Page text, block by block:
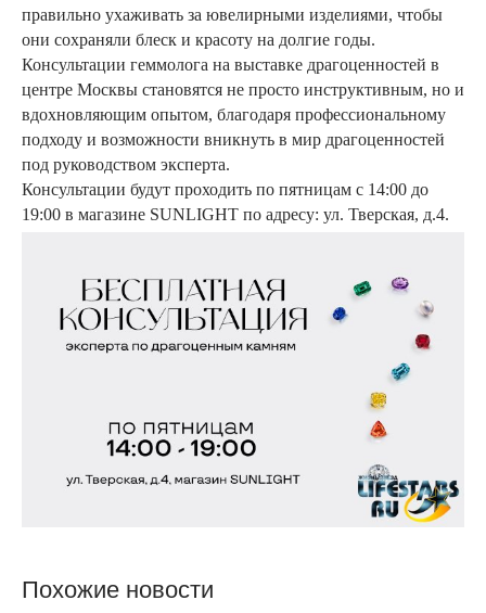
правильно ухаживать за ювелирными изделиями, чтобы
они сохраняли блеск и красоту на долгие годы.
Консультации геммолога на выставке драгоценностей в
центре Москвы становятся не просто инструктивным, но и
вдохновляющим опытом, благодаря профессиональному
подходу и возможности вникнуть в мир драгоценностей
под руководством эксперта.
Консультации будут проходить по пятницам с 14:00 до
19:00 в магазине SUNLIGHT по адресу: ул. Тверская, д.4.
Похожие новости